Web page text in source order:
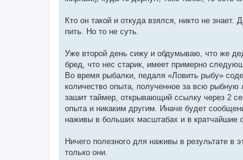
Кто он такой и откуда взялся, никто не
пить. Но то не суть.
Уже второй день сижу и обдумываю, что же
бред, что нес старик, имеет примерно
Во время рыбалки, педаля «Ловить рыбу»
количество опыта, полученное за всю
зашит таймер, открывающий ссылку через 2
опыта и никаким другим. Иначе будет
наживы в больших масштабах и в кратчайшие
Ничего полезного для наживы в результате
только они.